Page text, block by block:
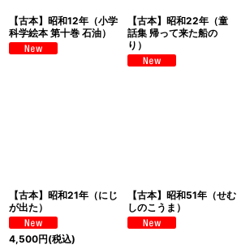
【古本】昭和12年（小学
科学絵本 第十巻 石油）
【古本】昭和22年（童
話集 帰って来た船の
り）
【古本】昭和21年（にじ
が出た）
4,500円(税込)
【古本】昭和51年（せむ
しのこうま）